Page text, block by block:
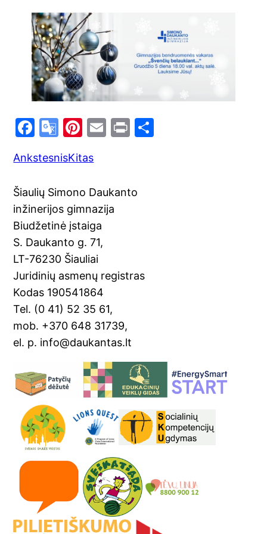
F
c
e
b
o
o
k
G
o
gl
e
Tr
a
n
sl
at
e
Pi
er
e
st
E
l
Pr
AnkstesnisKitas
Šiaulių Simono Daukanto
inžinerijos gimnazija
Biudžetinė įstaiga
S. Daukanto g. 71,
LT-76230 Šiauliai
Juridinių asmenų registras
Kodas 190541864
Tel. (0 41) 52 35 61,
mob. +370 648 31739,
el. p. info@daukantas.lt